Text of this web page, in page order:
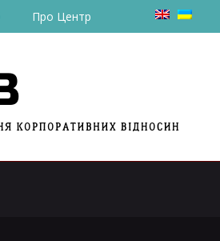
Про Центр